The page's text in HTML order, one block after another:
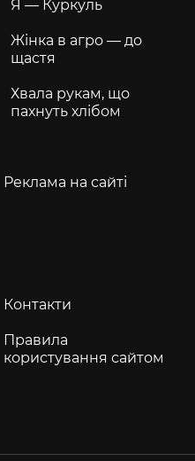
Я — Куркуль
Жінка в агро — до
щастя
Хвала рукам, що
пахнуть хлібом
Реклама на сайті
Контакти
Правила
користування сайтом